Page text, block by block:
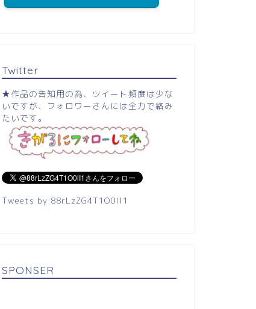
Twitter
★作品の告知用の為、ツイート頻度は少な
いですが、フォロワーさんには全力で絡み
たいです。
Tweets by 88rLzZG4T1O0lI1
SPONSER